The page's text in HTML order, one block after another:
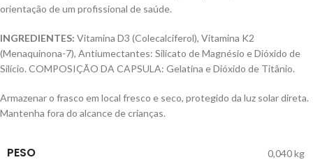
orientação de um profissional de saúde.
INGREDIENTES: Vitamina D3 (Colecalciferol), Vitamina K2
(Menaquinona-7), Antiumectantes: Silicato de Magnésio e Dióxido de
Silício. COMPOSIÇÃO DA CAPSULA: Gelatina e Dióxido de Titânio.
Armazenar o frasco em local fresco e seco, protegido da luz solar direta.
Mantenha fora do alcance de crianças.
PESO 0,040 kg